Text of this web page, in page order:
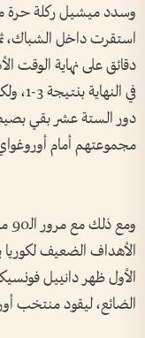
وسدد ميشيل ركلة حرة
دقائق على نهاية الوقت
في
دور الستة عشر بقي
مجموعتهم أمام
الأهداف الضعيف لكوريا
الأول ظهر دانييل
الضائع، ليقود منتخب